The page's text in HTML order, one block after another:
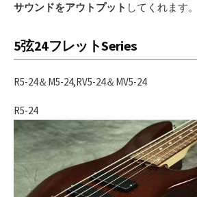
サウンドをアウトプット してくれます。
5弦24フレットSeries
R5-24＆M5-24,RV5-24＆MV5-24
R5-24